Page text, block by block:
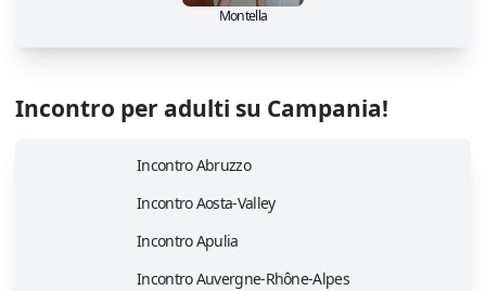
Montella
Incontro per adulti su Campania!
Incontro Abruzzo
Incontro Aosta-Valley
Incontro Apulia
Incontro Auvergne-Rhône-Alpes